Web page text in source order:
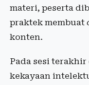
materi, peserta
praktek membuat
konten.
Pada sesi
kekayaan